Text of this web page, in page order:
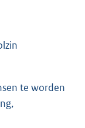
te worden